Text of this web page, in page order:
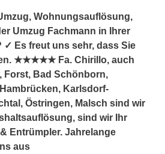
Wohnungsauflösung,
Umzug Fachmann in Ihrer
✓ Es freut uns sehr, dass Sie
★★★★★ Fa. Chirillo, auch
Forst, Bad Schönborn,
Karlsdorf-
Östringen, Malsch sind wir
sind wir Ihr
Entrümpler. Jahrelange
aus